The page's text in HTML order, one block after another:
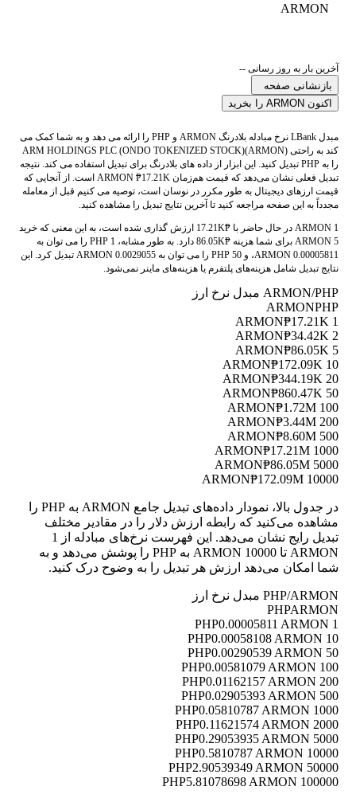
ARMON
آخرین بار به روز رسانی --
بازنشانی صفحه
اکنون ARMON را بخرید
مبدل LBank نرخ مبادله بلادرنگ ARMON و PHP را ارائه می دهد و به شما کمک می
کند به راحتی ARM HOLDINGS PLC (ONDO TOKENIZED STOCK)(ARMON)
را به PHP تبدیل کنید. این ابزار از داده های بلادرنگ برای تبدیل استفاده می کند. نتیجه
تبدیل فعلی نشان می‌دهد که قیمت هم‌زمان ARMON ₱17.21K است. از آنجایی که
قیمت ارزهای دیجیتال به طور مکرر در نوسان است، توصیه می کنیم قبل از معامله
مجدداً به این صفحه مراجعه کنید تا آخرین نتایج تبدیل را مشاهده کنید.
1 ARMON در حال حاضر با ₱17.21K ارزش گذاری شده است، به این معنی که خرید
5 ARMON برای شما هزینه ₱86.05K دارد. به طور مشابه، 1 PHP را می توان به
0.00005811 ARMON، و 50 PHP را می توان به 0.0029055 ARMON تبدیل کرد. این
نتایج تبدیل شامل هزینه‌های پلتفرم یا هزینه‌های ماینر نمی‌شود.
ARMON/PHP مبدل نرخ ارز
ARMONPHP
1 ARMON
₱17.21K
2 ARMON
₱34.42K
5 ARMON
₱86.05K
10 ARMON
₱172.09K
20 ARMON
₱344.19K
50 ARMON
₱860.47K
100 ARMON
₱1.72M
200 ARMON
₱3.44M
500 ARMON
₱8.60M
1000 ARMON
₱17.21M
5000 ARMON
₱86.05M
10000 ARMON
₱172.09M
در جدول بالا، نمودار داده‌های تبدیل جامع ARMON به PHP را
مشاهده می‌کنید که رابطه ارزش دلار را در مقادیر مختلف
تبدیل رایج نشان می‌دهد. این فهرست نرخ‌های مبادله از 1
ARMON تا 10000 ARMON به PHP را پوشش می‌دهد و به
شما امکان می‌دهد ارزش هر تبدیل را به وضوح درک کنید.
PHP/ARMON مبدل نرخ ارز
PHPARMON
1 PHP
0.00005811 ARMON
10 PHP
0.00058108 ARMON
50 PHP
0.00290539 ARMON
100 PHP
0.00581079 ARMON
200 PHP
0.01162157 ARMON
500 PHP
0.02905393 ARMON
1000 PHP
0.05810787 ARMON
2000 PHP
0.11621574 ARMON
5000 PHP
0.29053935 ARMON
10000 PHP
0.5810787 ARMON
50000 PHP
2.90539349 ARMON
100000 PHP
5.81078698 ARMON